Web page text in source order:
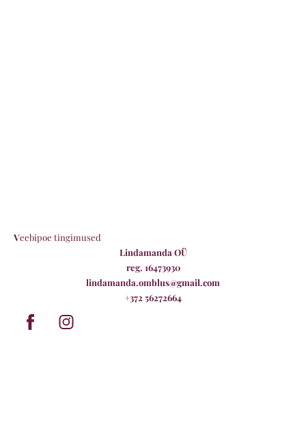
Veebipoe tingimused
Lindamanda OÜ
reg. 16473930
lindamanda.omblus@gmail.com
+372 56272664